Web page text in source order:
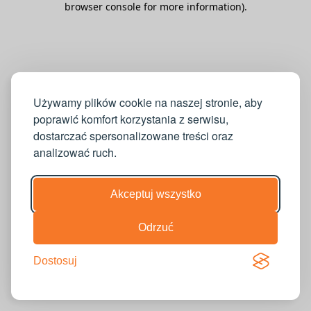
Używamy plików cookie na naszej stronie, aby
poprawić komfort korzystania z serwisu,
dostarczać spersonalizowane treści oraz
analizować ruch.
Akceptuj wszystko
Odrzuć
Dostosuj
browser console for more information).